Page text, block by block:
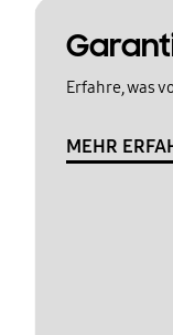
Erfahre, was
MEHR